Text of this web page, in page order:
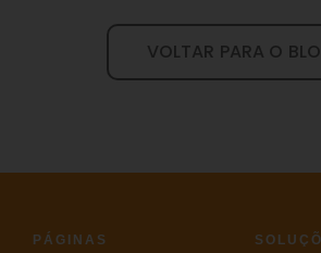
VOLTAR PARA O
PÁGINAS